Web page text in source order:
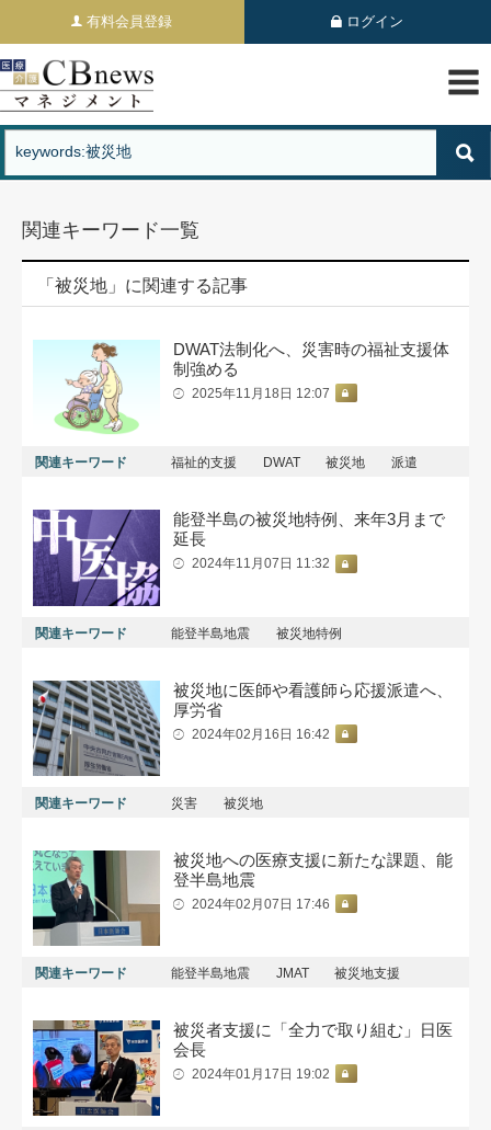
有料会員登録 ログイン
関連キーワード一覧
「被災地」に関連する記事
DWAT法制化へ、災害時の福祉支援体
制強める
2025年11月18日 12:07
関連キーワード 福祉的支援 DWAT 被災地 派遣
能登半島の被災地特例、来年3月まで
延長
2024年11月07日 11:32
関連キーワード 能登半島地震 被災地特例
被災地に医師や看護師ら応援派遣へ、
厚労省
2024年02月16日 16:42
関連キーワード 災害 被災地
被災地への医療支援に新たな課題、能
登半島地震
2024年02月07日 17:46
関連キーワード 能登半島地震 JMAT 被災地支援
被災者支援に「全力で取り組む」日医
会長
2024年01月17日 19:02